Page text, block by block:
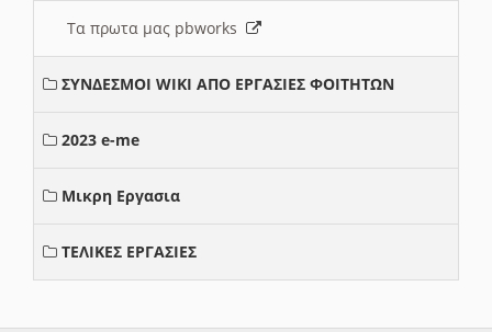
Τα πρωτα μας pbworks
ΣΥΝΔΕΣΜΟΙ WIKI ΑΠΟ ΕΡΓΑΣΙΕΣ ΦΟΙΤΗΤΩΝ
2023 e-me
Μικρη Εργασια
ΤΕΛΙΚΕΣ ΕΡΓΑΣΙΕΣ